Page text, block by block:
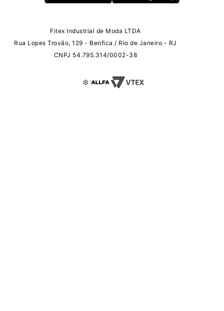
Fitex Industrial de Moda LTDA
Rua Lopes Trovão, 129 - Benfica / Rio de Janeiro - RJ
CNPJ 54.795.314/0002-38